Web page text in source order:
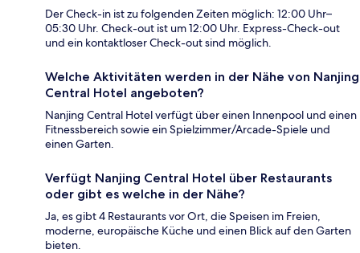
Der Check-in ist zu folgenden Zeiten möglich: 12:00 Uhr–
05:30 Uhr. Check-out ist um 12:00 Uhr. Express-Check-out
und ein kontaktloser Check-out sind möglich.
Welche Aktivitäten werden in der Nähe von Nanjing
Central Hotel angeboten?
Nanjing Central Hotel verfügt über einen Innenpool und einen
Fitnessbereich sowie ein Spielzimmer/Arcade-Spiele und
einen Garten.
Verfügt Nanjing Central Hotel über Restaurants
oder gibt es welche in der Nähe?
Ja, es gibt 4 Restaurants vor Ort, die Speisen im Freien,
moderne, europäische Küche und einen Blick auf den Garten
bieten.